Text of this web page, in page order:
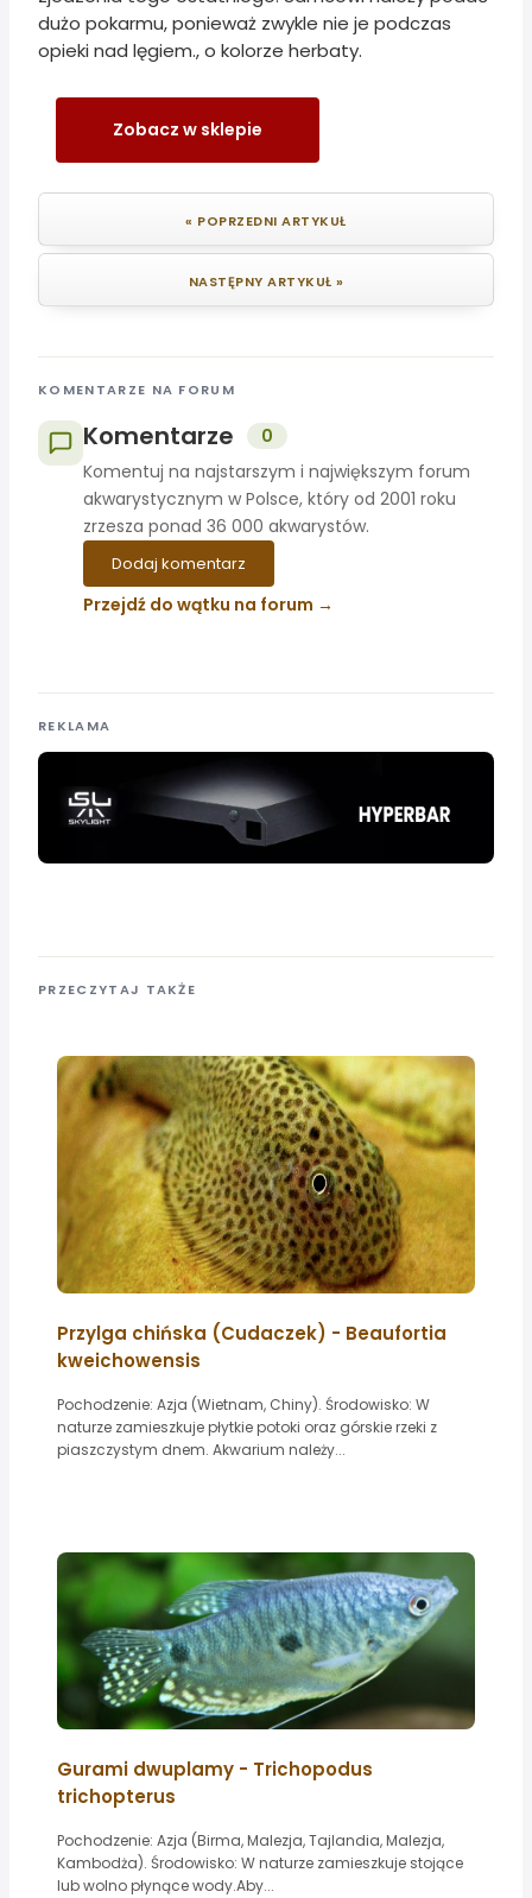
dużo pokarmu, ponieważ zwykle nie je podczas
opieki nad lęgiem., o kolorze herbaty.
Zobacz w sklepie
« POPRZEDNI ARTYKUŁ
NASTĘPNY ARTYKUŁ »
KOMENTARZE NA FORUM
Komentarze
0
Komentuj na najstarszym i największym forum
akwarystycznym w Polsce, który od 2001 roku
zrzesza ponad 36 000 akwarystów.
Dodaj komentarz
Przejdź do wątku na forum
REKLAMA
PRZECZYTAJ TAKŻE
Przylga chińska (Cudaczek) - Beaufortia
kweichowensis
Pochodzenie: Azja (Wietnam, Chiny). Środowisko: W
naturze zamieszkuje płytkie potoki oraz górskie rzeki z
piaszczystym dnem. Akwarium należy...
Gurami dwuplamy - Trichopodus
trichopterus
Pochodzenie: Azja (Birma, Malezja, Tajlandia, Malezja,
Kambodża). Środowisko: W naturze zamieszkuje stojące
lub wolno płynące wody.Aby...